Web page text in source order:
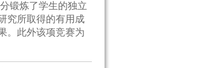
锻炼了学生的独立
究所取得的有用成
。此外该项竞赛为